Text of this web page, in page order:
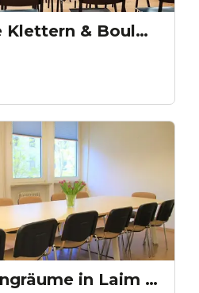
Heavens Gate Klettern & Bouldern Seminarraum
Work & Meetingräume in Laim - Meetingraum 1